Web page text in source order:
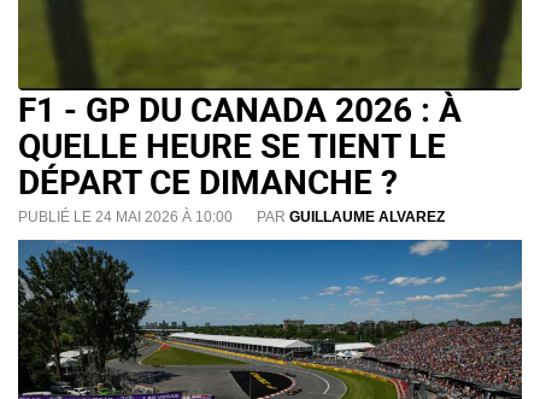
F1 - GP DU CANADA 2026 : À
QUELLE HEURE SE TIENT LE
DÉPART CE DIMANCHE ?
PUBLIÉ LE 24 MAI 2026 À 10:00 PAR GUILLAUME ALVAREZ